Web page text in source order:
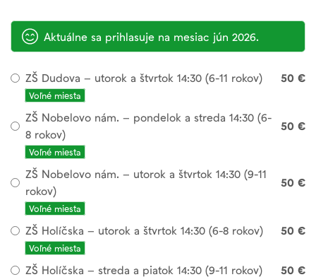
Aktuálne sa prihlasuje na mesiac jún 2026.
ZŠ Dudova – utorok a štvrtok 14:30 (6-11 rokov) 50 €
Voľné miesta
ZŠ Nobelovo nám. – pondelok a streda 14:30 (6-
8 rokov)
50 €
Voľné miesta
ZŠ Nobelovo nám. – utorok a štvrtok 14:30 (9-11
rokov)
50 €
Voľné miesta
ZŠ Holíčska – utorok a štvrtok 14:30 (6-8 rokov) 50 €
Voľné miesta
ZŠ Holíčska – streda a piatok 14:30 (9-11 rokov) 50 €